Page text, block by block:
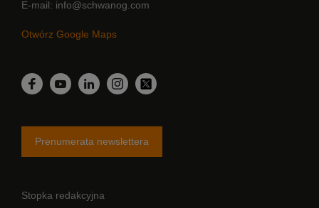
E-mail info@schwanog.com
Otwórz Google Maps
Facebook
YouTubeLinkedInInstagram
Twitter
Prenumerata newslettera
Stopka redakcyjna